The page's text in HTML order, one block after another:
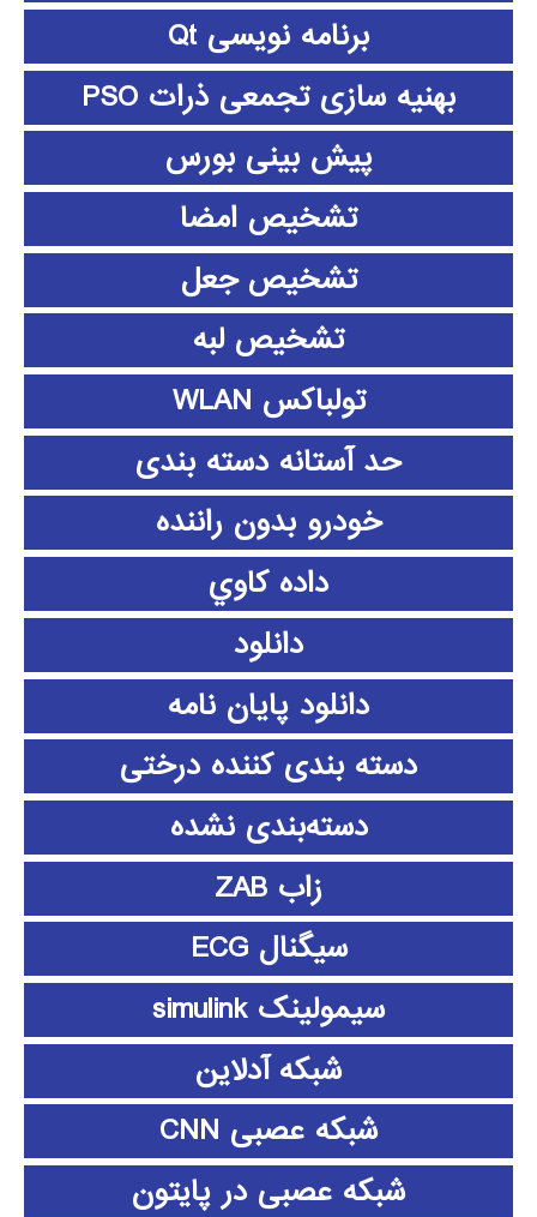
برنامه نویسی Qt
بهنیه سازی تجمعی ذرات PSO
پیش بینی بورس
تشخیص امضا
تشخیص جعل
تشخیص لبه
تولباکس WLAN
حد آستانه دسته بندی
خودرو بدون راننده
داده كاوي
دانلود
دانلود پايان نامه
دسته بندی کننده درختی
دسته‌بندی نشده
زاب ZAB
سیگنال ECG
سیمولینک simulink
شبکه آدلاین
شبکه عصبی CNN
شبکه عصبی در پایتون